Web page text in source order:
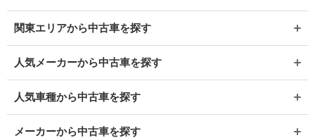
関東エリアから中古車を探す
人気メーカーから中古車を探す
人気車種から中古車を探す
メーカーから中古車を探す